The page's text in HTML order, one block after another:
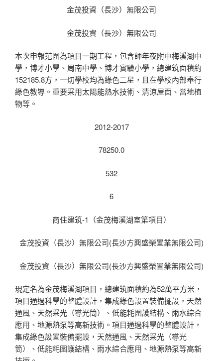
金茂投資（長沙）無限公司
金茂投資（長沙）無限公司
本次申報范圍為項目一期工程，包含師年夜附中梅溪湖中
學，博才小學、周南中學、博才實驗小學，總建筑面積約
152185.8方，一切學校均為綠色二星，且在學校內部奉行
綠色教導。重要采用太陽能熱水技術、清涼屋面、當地植
物等。
2012-2017
78250.0
532
6
商住建筑-1（金茂梅溪湖室第項目）
金茂投資（長沙）無限公司(長沙方興盛榮置業無限公司)
金茂投資（長沙）無限公司(長沙方興盛榮置業無限公司)
現定名為金茂梅溪湖項目，總建筑面積約為52萬平方米，
項目通過科學的整體設計，集成綠色設置裝備擺設，天然
通風、天然采光（導光筒）、低能耗圍護結構、雨水綜合
應用、地源熱泵等高新技術。項目通過科學的整體設計，
集成綠色設置裝備擺設，天然通風、天然采光（導光
筒）、低能耗圍護結構、雨水綜合應用、地源熱泵等高新